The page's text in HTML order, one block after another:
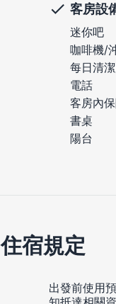
客房設
迷你吧
咖啡機/
每日清
電話
客房內
書桌
陽台
住宿規定
出發前使用